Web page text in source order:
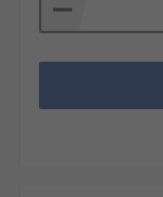
Bedarf wie
Anwendung